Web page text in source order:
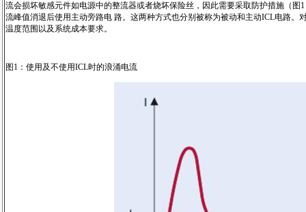
流会损坏敏感元件如电源中的整流器或者烧坏保险丝，因此需要采取防护措施（
流峰值消退后使用主动旁路电 路。这两种方式也分别被称为被动和主动ICL电路
温度范围以及系统成本要求。
图1：使用及不使用ICL时的浪涌电流